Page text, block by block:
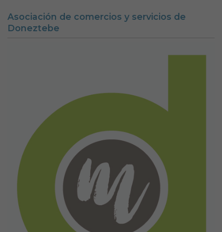
Asociación de comercios y servicios de
Doneztebe